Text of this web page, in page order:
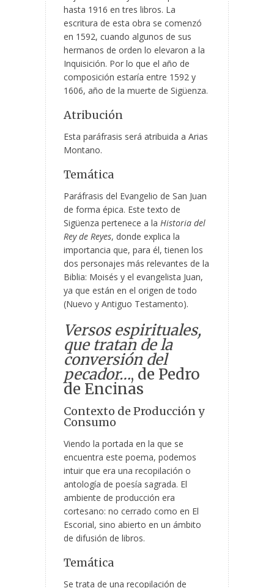
hasta 1916 en tres libros. La
escritura de esta obra se comenzó
en 1592, cuando algunos de sus
hermanos de orden lo elevaron a la
Inquisición. Por lo que el año de
composición estaría entre 1592 y
1606, año de la muerte de Sigüenza.
Atribución
Esta paráfrasis será atribuida a Arias
Montano.
Temática
Paráfrasis del Evangelio de San Juan
de forma épica. Este texto de
Sigüenza pertenece a la Historia del
Rey de Reyes, donde explica la
importancia que, para él, tienen los
dos personajes más relevantes de la
Biblia: Moisés y el evangelista Juan,
ya que están en el origen de todo
(Nuevo y Antiguo Testamento).
Versos espirituales,
que tratan de la
conversión del
pecador…, de Pedro
de Encinas
Contexto de Producción y
Consumo
Viendo la portada en la que se
encuentra este poema, podemos
intuir que era una recopilación o
antología de poesía sagrada. El
ambiente de producción era
cortesano: no cerrado como en El
Escorial, sino abierto en un ámbito
de difusión de libros.
Temática
Se trata de una recopilación de